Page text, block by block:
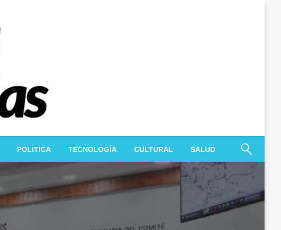
POLITICA TECNOLOGÍA CULTURAL SALUD